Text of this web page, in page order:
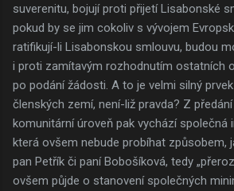
suverenitu, bojují proti přijetí Lisabonské
pokud by se jim cokoliv s vývojem
ratifikují-li Lisabonskou smlouvu, budou
i proti zamítavým rozhodnutím ostatních
po podání žádosti. A to je velmi silný
členských zemí, není-liž pravda? Z
komunitární úroveň pak vychází společná
která ovšem nebude probíhat způsobem,
pan Petřík či paní Bobošíková, tedy
ovšem půjde o stanovení společných